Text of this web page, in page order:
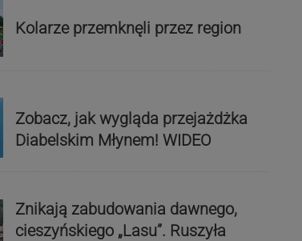
Kolarze przemknęli przez region
Zobacz, jak wygląda przejażdżka
Diabelskim Młynem! WIDEO
Znikają zabudowania dawnego,
cieszyńskiego „Lasu”. Ruszyła